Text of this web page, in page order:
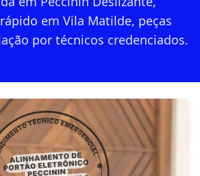
em Vila Matilde, peças
por técnicos credenciados.